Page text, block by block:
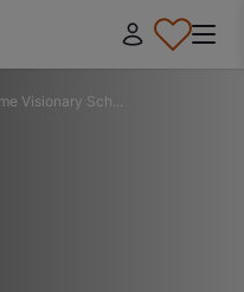
Visionary Sch...